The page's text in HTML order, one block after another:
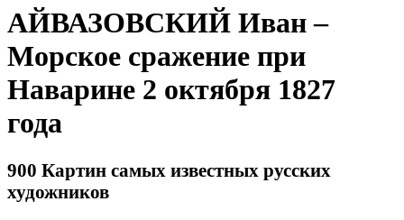
АЙВАЗОВСКИЙ Иван –
Морское сражение при
Наварине 2 октября 1827
года
900 Картин самых известных русских
художников